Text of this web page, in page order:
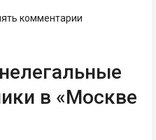
комментарии
в «Москве